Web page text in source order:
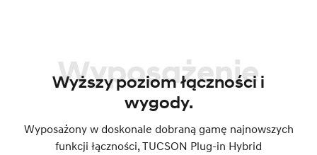
Wyposażenie
Wyższy poziom łączności i
wygody.
Wyposażony w doskonale dobraną gamę najnowszych
funkcji łączności, TUCSON Plug-in Hybrid